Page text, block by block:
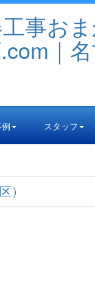
スタッフ
）